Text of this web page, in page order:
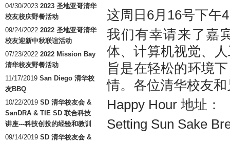
04/30/2023 2023 圣地亚哥清华
校友校庆野餐活动
09/24/2022 2022 圣地亚哥清华
校友迎新中秋联谊活动
07/23/2022 2022 Mission Bay
清华校友野餐活动
11/17/2019 San Diego 清华校
友BBQ
10/22/2019 SD 清华校友会 &
SanDRA & TIE SD 联合科技
讲座---科技创投的经验和教训
09/14/2019 SD 清华校友会 &
这周日6月16号下午
我们有幸请来了嘉
体、计算机视觉、
旨是在轻松的环境
情。各位清华校友
Happy Hour 地址：
Setting Sun Sake